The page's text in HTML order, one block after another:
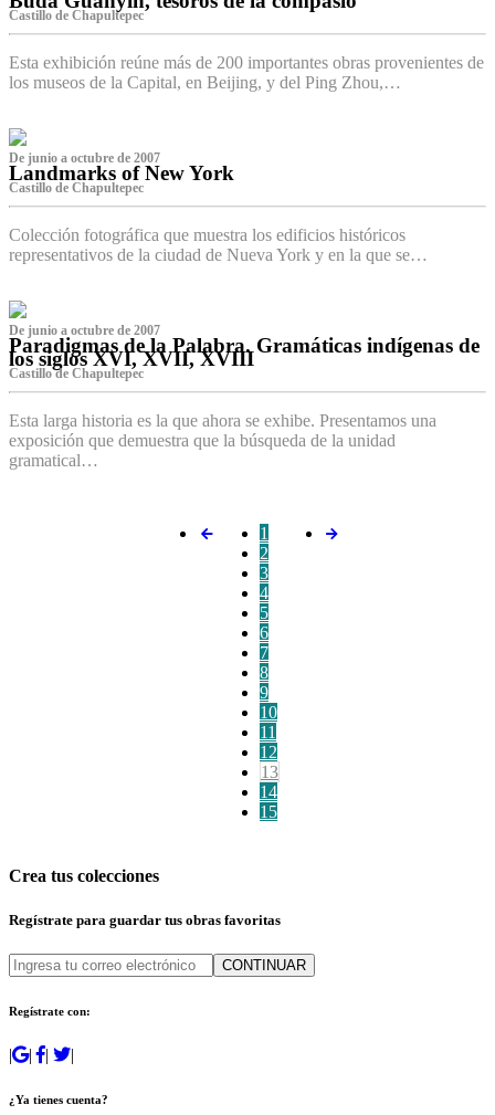
Castillo de Chapultepec
Esta exhibición reúne más de 200 importantes obras provenientes de
los museos de la Capital, en Beijing, y del Ping Zhou,…
De junio a octubre de 2007
Landmarks of New York
Castillo de Chapultepec
Colección fotográfica que muestra los edificios históricos
representativos de la ciudad de Nueva York y en la que se…
De junio a octubre de 2007
Paradigmas de la Palabra. Gramáticas indígenas de
los siglos XVI, XVII, XVIII
Castillo de Chapultepec
Esta larga historia es la que ahora se exhibe. Presentamos una
exposición que demuestra que la búsqueda de la unidad
gramatical…
1
2
3
4
5
6
7
8
9
10
11
12
13
14
15
Crea tus colecciones
Regístrate para guardar tus obras favoritas
CONTINUAR
Regístrate con:
| | | |
¿Ya tienes cuenta?